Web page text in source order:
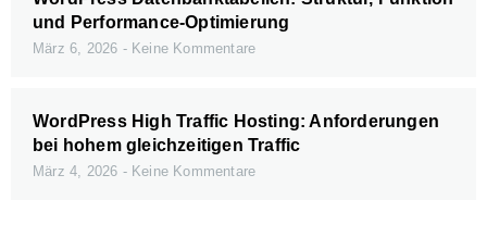
und Performance-Optimierung
März 6, 2026 Keine Kommentare
WordPress High Traffic Hosting: Anforderungen
bei hohem gleichzeitigen Traffic
März 4, 2026 Keine Kommentare